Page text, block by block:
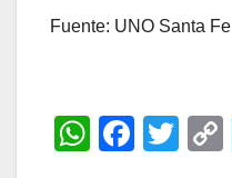
Fuente: UNO Santa Fe
W
F
T